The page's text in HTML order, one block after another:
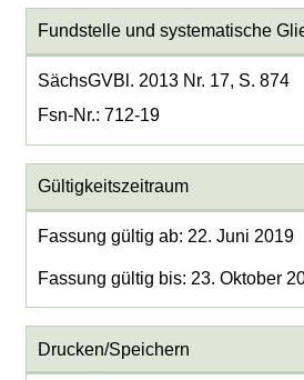
Fundstelle und systematische
SächsGVBl. 2013 Nr. 17, S. 874
Fsn-Nr.: 712-19
Gültigkeitszeitraum
Fassung gültig ab: 22. Juni 2019
Fassung gültig bis: 23. Oktober
Drucken/Speichern